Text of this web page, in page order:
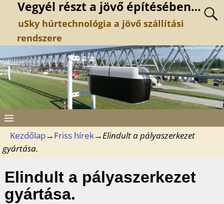
Vegyél részt a jövő építésében…
uSky húrtechnológia a jövő szállítási
rendszere
Kezdőlap→Friss hírek→Elindult a pályaszerkezet
gyártása.
Elindult a pályaszerkezet
gyártása.